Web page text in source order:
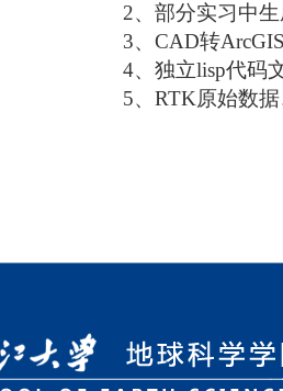
2、 部分实习中
3、 CAD转ArcGIS
4、 独立lisp代码
5、 RTK原始数